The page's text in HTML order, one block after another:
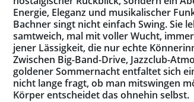
Energie, Eleganz und musikalischer
Bachner singt nicht einfach Swing. Sie
samtweich, mal mit voller Wucht,
jener Lässigkeit, die nur echte
Zwischen Big-Band-Drive, Jazzclub-
goldener Sommernacht entfaltet sich
nicht lange fragt, ob man mitswingen
Körper entscheidet das ohnehin selbst.